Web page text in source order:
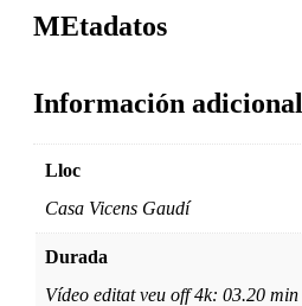
MEtadatos
Información adicional
Lloc
Casa Vicens Gaudí
Durada
Vídeo editat veu off 4k: 03.20 min